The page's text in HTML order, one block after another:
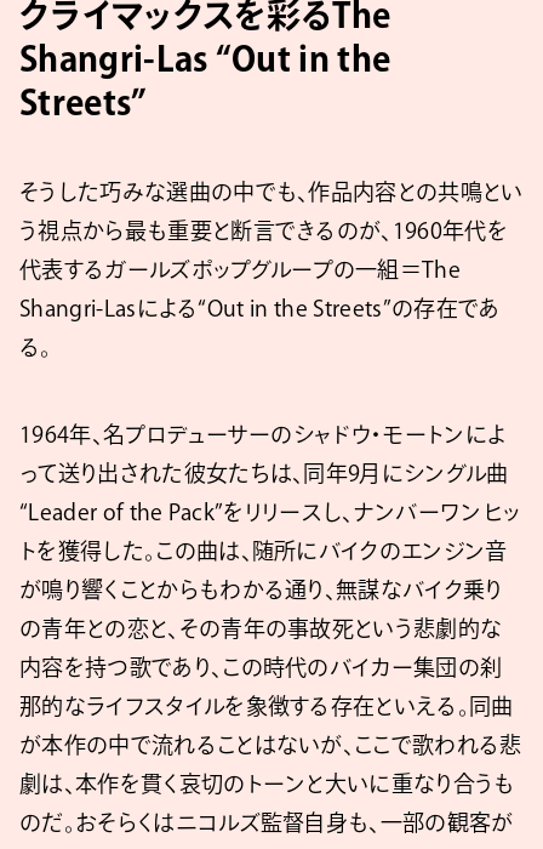
クライマックスを彩るThe
Shangri-Las “Out in the
Streets”
そうした巧みな選曲の中でも、作品内容との共鳴とい
う視点から最も重要と断言できるのが、1960年代を
代表するガールズポップグループの一組＝The
Shangri-Lasによる“Out in the Streets”の存在であ
る。
1964年、名プロデューサーのシャドウ・モートンによ
って送り出された彼女たちは、同年9月にシングル曲
“Leader of the Pack”をリリースし、ナンバーワンヒッ
トを獲得した。この曲は、随所にバイクのエンジン音
が鳴り響くことからもわかる通り、無謀なバイク乗り
の青年との恋と、その青年の事故死という悲劇的な
内容を持つ歌であり、この時代のバイカー集団の刹
那的なライフスタイルを象徴する存在といえる。同曲
が本作の中で流れることはないが、ここで歌われる悲
劇は、本作を貫く哀切のトーンと大いに重なり合うも
のだ。おそらくはニコルズ監督自身も、一部の観客が